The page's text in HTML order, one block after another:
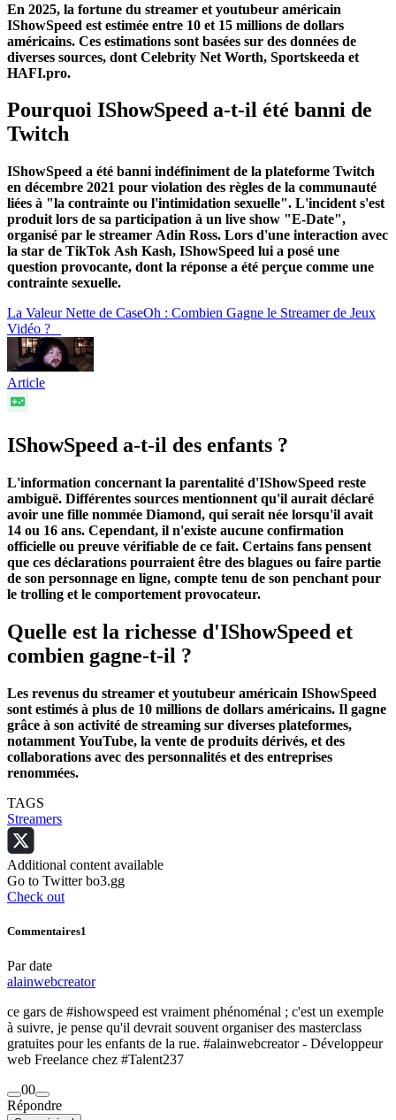
En 2025, la fortune du streamer et youtubeur américain
IShowSpeed est estimée entre 10 et 15 millions de dollars
américains. Ces estimations sont basées sur des données de
diverses sources, dont Celebrity Net Worth, Sportskeeda et
HAFI.pro.
Pourquoi IShowSpeed a-t-il été banni de
Twitch
IShowSpeed a été banni indéfiniment de la plateforme Twitch
en décembre 2021 pour violation des règles de la communauté
liées à "la contrainte ou l'intimidation sexuelle". L'incident s'est
produit lors de sa participation à un live show "E-Date",
organisé par le streamer Adin Ross. Lors d'une interaction avec
la star de TikTok Ash Kash, IShowSpeed lui a posé une
question provocante, dont la réponse a été perçue comme une
contrainte sexuelle.
La Valeur Nette de CaseOh : Combien Gagne le Streamer de Jeux
Vidéo ?
Article
IShowSpeed a-t-il des enfants ?
L'information concernant la parentalité d'IShowSpeed reste
ambiguë. Différentes sources mentionnent qu'il aurait déclaré
avoir une fille nommée Diamond, qui serait née lorsqu'il avait
14 ou 16 ans. Cependant, il n'existe aucune confirmation
officielle ou preuve vérifiable de ce fait. Certains fans pensent
que ces déclarations pourraient être des blagues ou faire partie
de son personnage en ligne, compte tenu de son penchant pour
le trolling et le comportement provocateur.
Quelle est la richesse d'IShowSpeed et
combien gagne-t-il ?
Les revenus du streamer et youtubeur américain IShowSpeed
sont estimés à plus de 10 millions de dollars américains. Il gagne
grâce à son activité de streaming sur diverses plateformes,
notamment YouTube, la vente de produits dérivés, et des
collaborations avec des personnalités et des entreprises
renommées.
TAGS
Streamers
Additional content available
Go to Twitter bo3.gg
Check out
Commentaires1
Par date
alainwebcreator
ce gars de #ishowspeed est vraiment phénoménal ; c'est un exemple
à suivre, je pense qu'il devrait souvent organiser des masterclass
gratuites pour les enfants de la rue. #alainwebcreator - Développeur
web Freelance chez #Talent237
00
Répondre